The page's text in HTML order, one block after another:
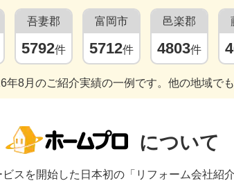
吾妻郡
5792件
富岡市
5712件
邑楽郡
4803件
年8月のご紹介実績の一例です。他の地域で
について
スを開始した日本初の「リフォーム会社紹